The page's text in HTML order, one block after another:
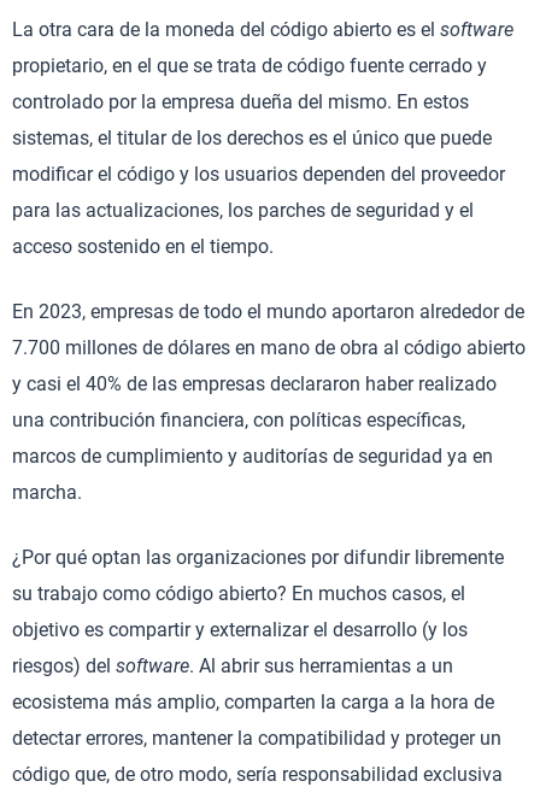
La otra cara de la moneda del código abierto es el software
propietario, en el que se trata de código fuente cerrado y
controlado por la empresa dueña del mismo. En estos
sistemas, el titular de los derechos es el único que puede
modificar el código y los usuarios dependen del proveedor
para las actualizaciones, los parches de seguridad y el
acceso sostenido en el tiempo.
En 2023, empresas de todo el mundo aportaron alrededor de
7.700 millones de dólares en mano de obra al código abierto
y casi el 40% de las empresas declararon haber realizado
una contribución financiera, con políticas específicas,
marcos de cumplimiento y auditorías de seguridad ya en
marcha.
¿Por qué optan las organizaciones por difundir libremente
su trabajo como código abierto? En muchos casos, el
objetivo es compartir y externalizar el desarrollo (y los
riesgos) del software. Al abrir sus herramientas a un
ecosistema más amplio, comparten la carga a la hora de
detectar errores, mantener la compatibilidad y proteger un
código que, de otro modo, sería responsabilidad exclusiva